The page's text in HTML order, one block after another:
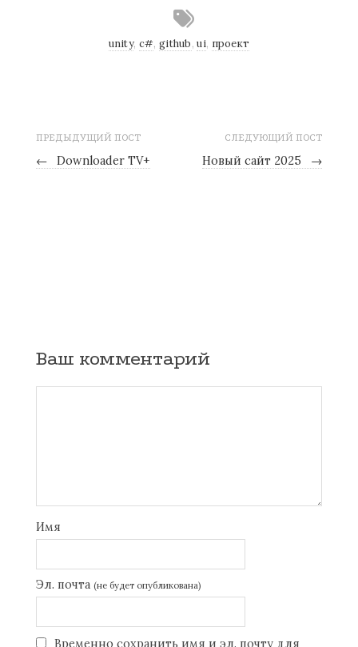
unity, c#, github,ui, проект
ПРЕДЫДУЩИЙ ПОСТ
← Downloader TV+
СЛЕДУЮЩИЙ ПОСТ
Новый сайт 2025 →
Ваш комментарий
Имя
Эл. почта (не будет опубликована)
Временно сохранить имя и эл. почту для